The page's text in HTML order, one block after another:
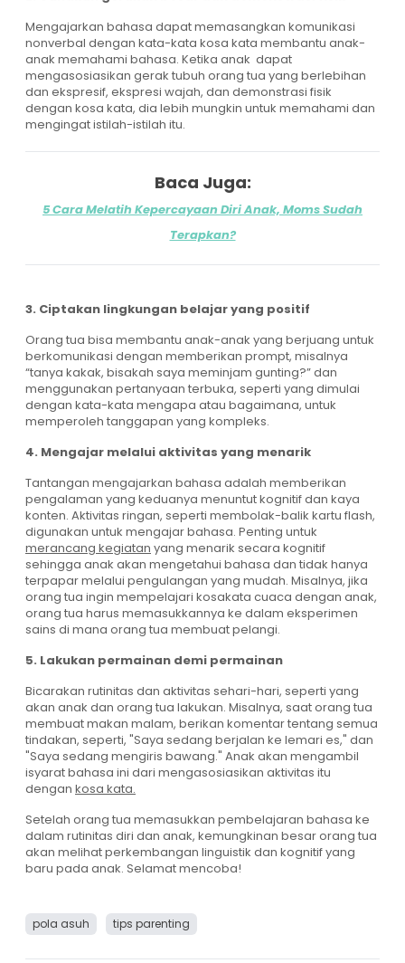
Mengajarkan bahasa dapat memasangkan komunikasi
nonverbal dengan kata-kata kosa kata membantu anak-
anak memahami bahasa. Ketika anak dapat
mengasosiasikan gerak tubuh orang tua yang berlebihan
dan ekspresif, ekspresi wajah, dan demonstrasi fisik
dengan kosa kata, dia lebih mungkin untuk memahami dan
mengingat istilah-istilah itu.
Baca Juga:
5 Cara Melatih Kepercayaan Diri Anak, Moms Sudah
Terapkan?
3. Ciptakan lingkungan belajar yang positif
Orang tua bisa membantu anak-anak yang berjuang untuk
berkomunikasi dengan memberikan prompt, misalnya
“tanya kakak, bisakah saya meminjam gunting?” dan
menggunakan pertanyaan terbuka, seperti yang dimulai
dengan kata-kata mengapa atau bagaimana, untuk
memperoleh tanggapan yang kompleks.
4. Mengajar melalui aktivitas yang menarik
Tantangan mengajarkan bahasa adalah memberikan
pengalaman yang keduanya menuntut kognitif dan kaya
konten. Aktivitas ringan, seperti membolak-balik kartu flash,
digunakan untuk mengajar bahasa. Penting untuk
merancang kegiatan yang menarik secara kognitif
sehingga anak akan mengetahui bahasa dan tidak hanya
terpapar melalui pengulangan yang mudah. Misalnya, jika
orang tua ingin mempelajari kosakata cuaca dengan anak,
orang tua harus memasukkannya ke dalam eksperimen
sains di mana orang tua membuat pelangi.
5. Lakukan permainan demi permainan
Bicarakan rutinitas dan aktivitas sehari-hari, seperti yang
akan anak dan orang tua lakukan. Misalnya, saat orang tua
membuat makan malam, berikan komentar tentang semua
tindakan, seperti, "Saya sedang berjalan ke lemari es," dan
"Saya sedang mengiris bawang." Anak akan mengambil
isyarat bahasa ini dari mengasosiasikan aktivitas itu
dengan kosa kata.
Setelah orang tua memasukkan pembelajaran bahasa ke
dalam rutinitas diri dan anak, kemungkinan besar orang tua
akan melihat perkembangan linguistik dan kognitif yang
baru pada anak. Selamat mencoba!
pola asuh tips parenting